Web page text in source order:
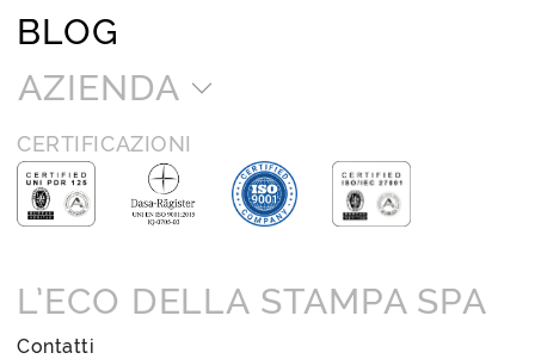
BLOG
AZIENDA
CERTIFICAZIONI
L’ECO DELLA STAMPA SPA
Contatti